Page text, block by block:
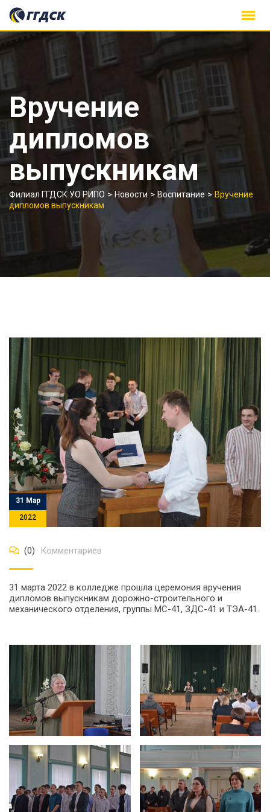
Skip
content
Вручение
дипломов
выпускникам
Филиал ГГДСК УО РИПО >Новости > Воспитание > Вручение
дипломов выпускникам
31 Мар
2022
(0) Комментариев
31 марта 2022 в колледже прошла церемония вручения
дипломов выпускникам дорожно-строительного и
механического отделения, группы МС-41, ЗДС-41 и ТЭА-41.